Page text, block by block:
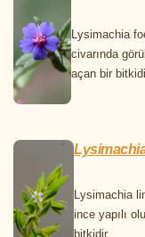
Lysimachia
civarında
açan bir
Lysimachia
ince yapılı
bitkidir.